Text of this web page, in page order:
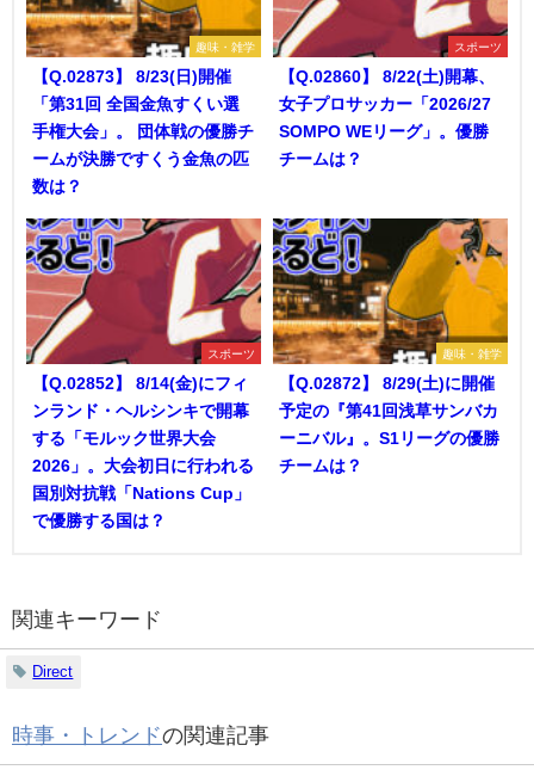
趣味・雑学
【Q.02873】 8/23(日)開催
「第31回 全国金魚すくい選
手権大会」。 団体戦の優勝チ
ームが決勝ですくう金魚の匹
数は？
スポーツ
【Q.02860】 8/22(土)開幕、
女子プロサッカー「2026/27
SOMPO WEリーグ」。優勝
チームは？
スポーツ
【Q.02852】 8/14(金)にフィ
ンランド・ヘルシンキで開幕
する「モルック世界大会
2026」。大会初日に行われる
国別対抗戦「Nations Cup」
で優勝する国は？
趣味・雑学
【Q.02872】 8/29(土)に開催
予定の『第41回浅草サンバカ
ーニバル』。S1リーグの優勝
チームは？
関連キーワード
Direct
時事・トレンドの関連記事